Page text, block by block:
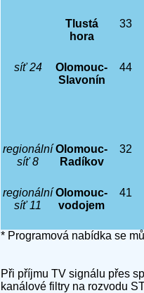
Tlustá
hora
33
síť 24
Olomouc-
Slavonín
44
regionální
síť 8
Olomouc-
Radíkov
32
regionální
síť 11
Olomouc-
vodojem
41
* Programová nabídka se
Při příjmu TV signálu přes
kanálové filtry na rozvodu